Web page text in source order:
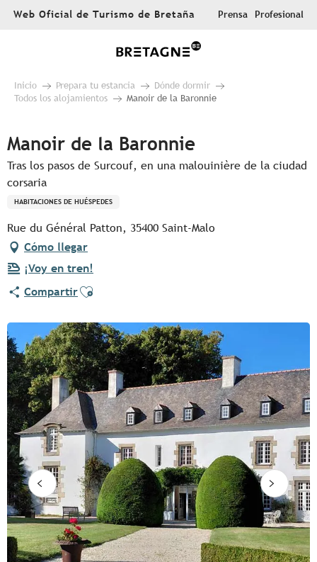
AllerWeb Oficial de Turismo de Bretaña Prensa Profesional
Inicio Prepara tu estancia
Dónde dormir
Todos los alojamientos
Manoir de la Baronnie
Manoir de la Baronnie
Tras los pasos de Surcouf, en una malouinière de la ciudad
corsaria
HABITACIONES DE HUÉSPEDES
Rue du Général Patton, 35400 Saint-Malo
Cómo llegar
¡Voy en tren!
CompartirAjouter aux favoris